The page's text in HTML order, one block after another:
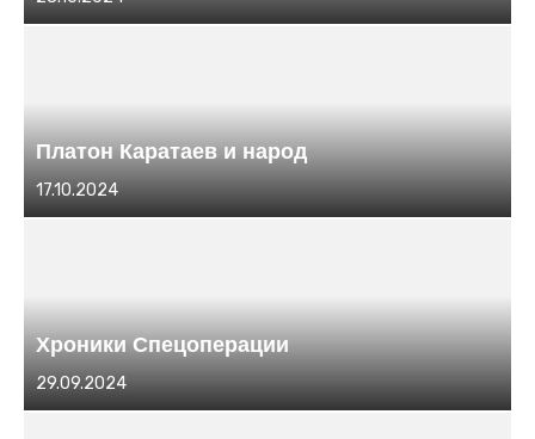
в
Платон Каратаев и народ
Размещено
в
17.10.2024
Хроники Спецоперации
Размещено
в
29.09.2024